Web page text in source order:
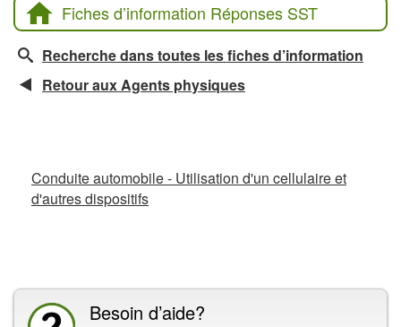
Fiches d’information Réponses SST
Recherche dans toutes les fiches d’information
Retour aux Agents physiques
Conduite automobile - Utilisation d'un cellulaire et
d'autres dispositifs
Besoin d’aide?